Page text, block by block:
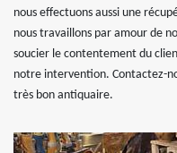
nous effectuons aussi une
nous travaillons par amour de
soucier le contentement du
notre intervention. Contactez-
très bon antiquaire.